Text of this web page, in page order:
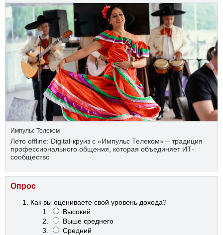
Импульс Телеком
Лето offline: Digital-круиз с «Импульс Телеком» – традиция
профессионального общения, которая объединяет ИТ-
сообщество
Опрос
Как вы оцениваете свой уровень дохода?
Высокий
Выше среднего
Средний